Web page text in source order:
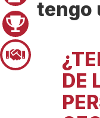
tengo
Pager 2
Pager 3
DE